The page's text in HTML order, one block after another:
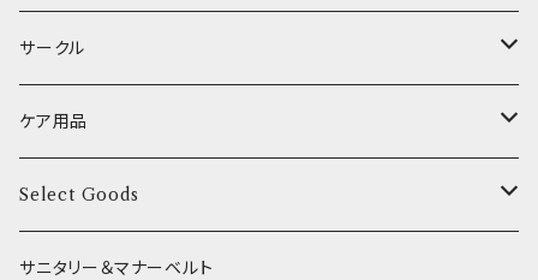
XSサイズ(テープ幅1.0cm) _ 首輪
季節限定 お正月
季節限定 バレンタイン&ホワイトデー
季節限定 夏
季節限定 ハロウィン
食器台
トイレ
サークル
サークル
サークルカバー
ケア用品
ブラシ類
デンタルケア
Select Goods
Bichon Frise
サニタリー＆マナーベルト